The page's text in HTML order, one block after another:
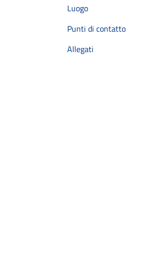
Luogo
Punti di contatto
Allegati